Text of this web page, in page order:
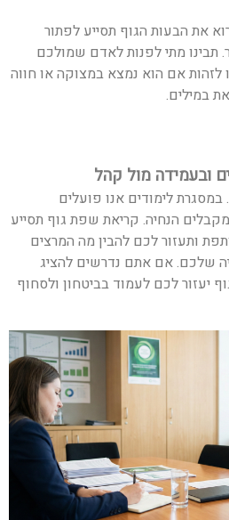
את הבעות הגוף תסייע לפתור
תבינו מתי לפנות לאדם שמולכם
לזהות אם הוא נמצא במצוקה או חווה
במילים.
ובעמידה מול קהל
במסגרת לימודים אנו פועלים
הנחיה. קריאת שפת גוף תסייע
ותעזור לכם להבין מה המרצים
שלכם. אם אתם נדרשים להציג
יעזור לכם לעמוד בביטחון ולסחוף